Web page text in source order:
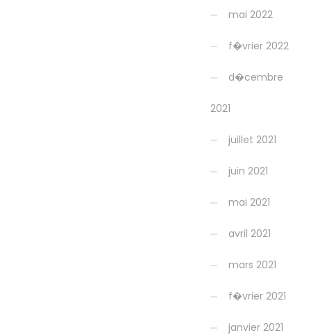
mai 2022
f�vrier 2022
d�cembre
2021
juillet 2021
juin 2021
mai 2021
avril 2021
mars 2021
f�vrier 2021
janvier 2021